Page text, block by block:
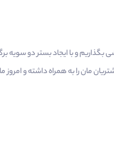
بگذاریم و با ایجاد بستر دو سویه
مان را به همراه داشته و امروز